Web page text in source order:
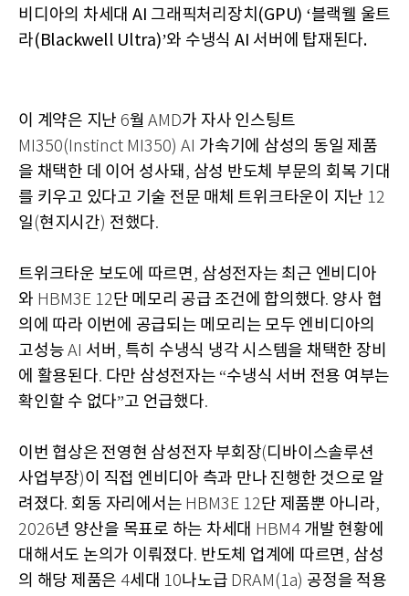
비디아의 차세대 AI 그래픽처리장치(GPU) ‘블랙웰 울트
라(Blackwell Ultra)’와 수냉식 AI 서버에 탑재된다.
이 계약은 지난 6월AMD가 자사 인스팅트
MI350(Instinct MI350) AI 가속기에 삼성의 동일 제품
을 채택한 데 이어 성사돼 , 삼성 반도체 부문의 회복 기대
를 키우고 있다고 기술 전문 매체 트위크타운이 지난 12
일 (현지시간) 전했다.
트위크타운 보도에 따르면, 삼성전자는 최근 엔비디아
와 HBM3E 12단 메모리 공급 조건에 합의했다. 양사 협
의에 따라 이번에 공급되는 메모리는 모두 엔비디아의
고성능 AI 서버 , 특히 수냉식 냉각 시스템을 채택한 장비
에 활용된다. 다만 삼성전자는 “수냉식 서버 전용 여부는
확인할 수 없다”고 언급했다.
이번 협상은 전영현 삼성전자 부회장( 디바이스솔루션
사업부장)이 직접 엔비디아 측과 만나 진행한 것으로 알
려졌다. 회동 자리에서는 HBM3E 12단 제품뿐 아니라,
2026년 양산을 목표로 하는 차세대 HBM4 개발 현황에
대해서도 논의가 이뤄졌다. 반도체 업계에 따르면, 삼성
의 해당 제품은 4세대 10나노급 DRAM(1a) 공정을 적용